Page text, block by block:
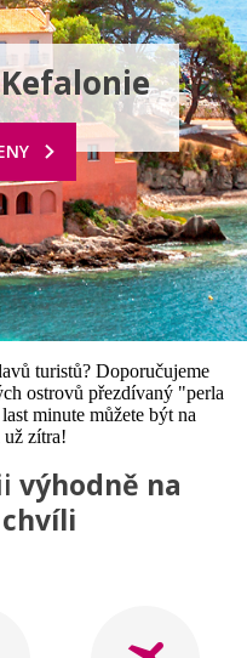
turistů? Doporučujeme
ostrovů přezdívaný "perla
minute můžete být na
zítra!
výhodně na